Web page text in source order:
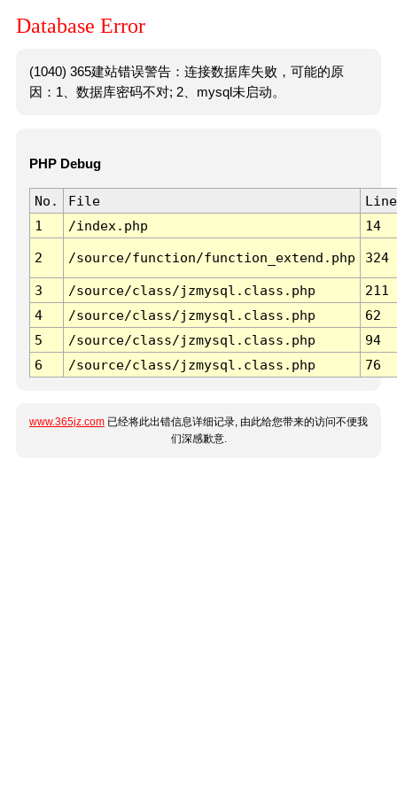
Database Error
(1040) 365建站错误警告：连接数据库失败，可能的原
因：1、数据库密码不对; 2、mysql未启动。
PHP Debug
No. File
Line
1
/index.php 14
2 /source/function/function_extend.php 324
3 /source/class/jzmysql.class.php
211
4
/source/class/jzmysql.class.php
62
5
/source/class/jzmysql.class.php
94
6
/source/class/jzmysql.class.php 76
www.365jz.com 已经将此出错信息详细记录, 由此给您带来的访问不便我
们深感歉意.